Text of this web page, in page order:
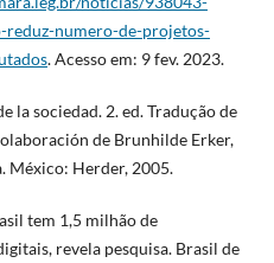
numero-de-projetos-
. Acesso em: 9 fev. 2023.
la sociedad. 2. ed. Tradução de
de Brunhilde Erker,
México: Herder, 2005.
tem 1,5 milhão de
revela pesquisa. Brasil de